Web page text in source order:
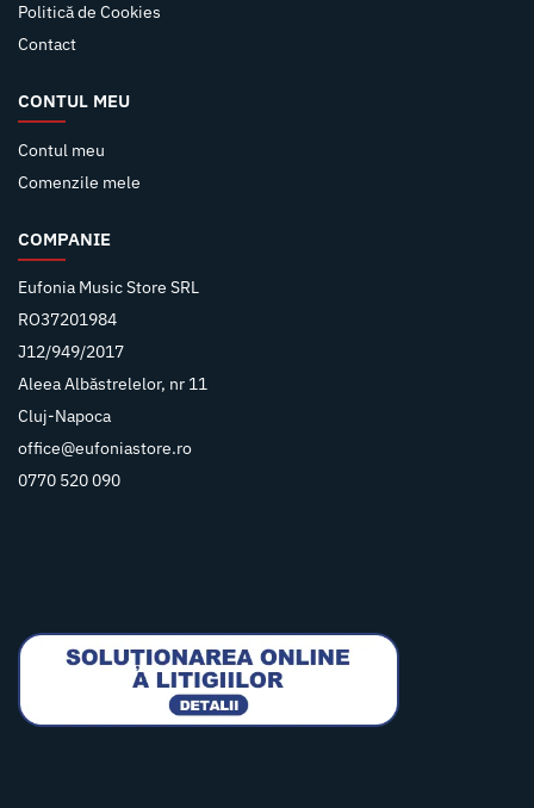
Politică de Cookies
Contact
CONTUL MEU
Contul meu
Comenzile mele
COMPANIE
Eufonia Music Store SRL
RO37201984
J12/949/2017
Aleea Albăstrelelor, nr 11
Cluj-Napoca
office@eufoniastore.ro
0770 520 090